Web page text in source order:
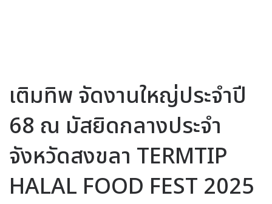
เติมทิพ จัดงานใหญ่ประจำปี
68 ณ มัสยิดกลางประจำ
จังหวัดสงขลา TERMTIP
HALAL FOOD FEST 2025